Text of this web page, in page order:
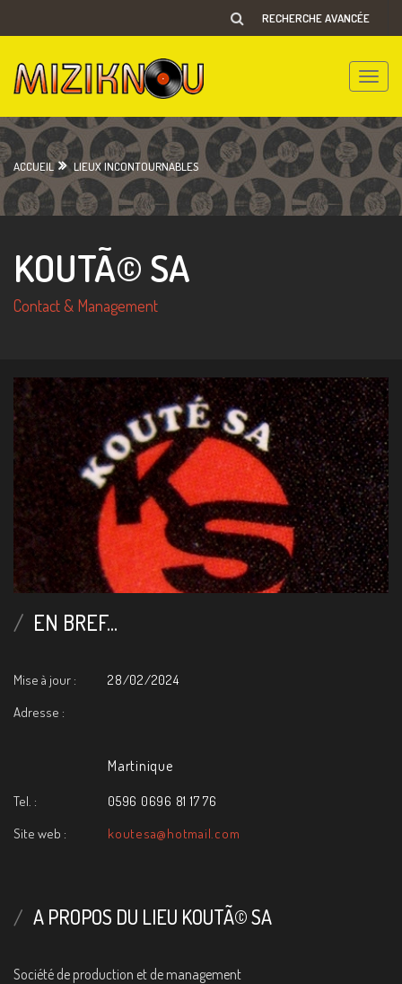
RECHERCHE AVANCÉE
Toggle
ACCUEIL LIEUX INCONTOURNABLES
KOUTÃ© SA
Contact & Management
EN BREF...
Mise à jour :
28/02/2024
Adresse :
Martinique
Tel. :
0596 0696 81 17 76
Site web :
koutesa@hotmail.com
A PROPOS DU LIEU KOUTÃ© SA
Société de production et de management